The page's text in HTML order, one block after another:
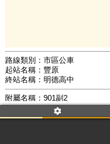
路線類別：市區公車
起站名稱：豐原
終站名稱：明德高中
附屬名稱：901副2
車頭描述：豐原
明德高中
公車數量: 累計595、上線299